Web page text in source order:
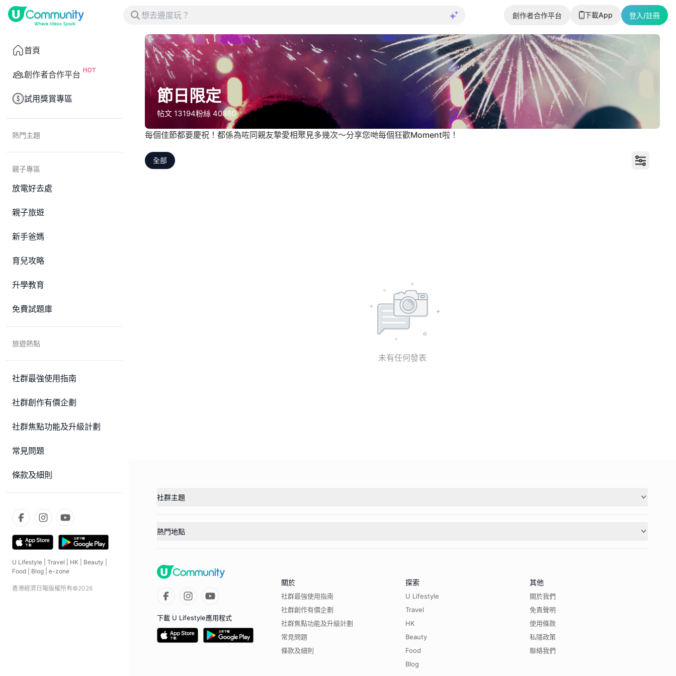
創作者合作平台 下載App 登入/註冊
首頁
創作者合作平台
試用獎賞專區
熱門主題
親子專區
放電好去處
親子旅遊
新手爸媽
育兒攻略
升學教育
免費試題庫
旅遊熱點
社群最強使用指南
社群創作有價企劃
社群焦點功能及升級計劃
常見問題
條款及細則
U Lifestyle Travel HK Beauty
Food
Blog e-zone
香港經濟日報版權所有©2026
節日限定
帖文 13194粉絲 40880
每個佳節都要慶祝！都係為咗同親友摯愛相聚見多幾次～分享您哋每個狂歡Moment啦！
全部 情人節
未有任何發表
社群主題
熱門地點
下載 U Lifestyle應用程式
關於
社群最強使用指南
社群創作有價企劃
社群焦點功能及升級計劃
常見問題
條款及細則
探索
U Lifestyle
Travel
HK
Beauty
Food
Blog
其他
關於我們
免責聲明
使用條款
私隱政策
聯絡我們